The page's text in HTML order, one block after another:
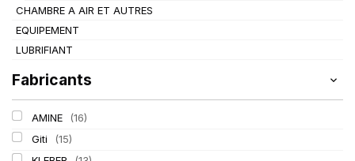
CHAMBRE A AIR ET AUTRES
EQUIPEMENT
LUBRIFIANT
Fabricants
AMINE
(16)
Giti
(15)